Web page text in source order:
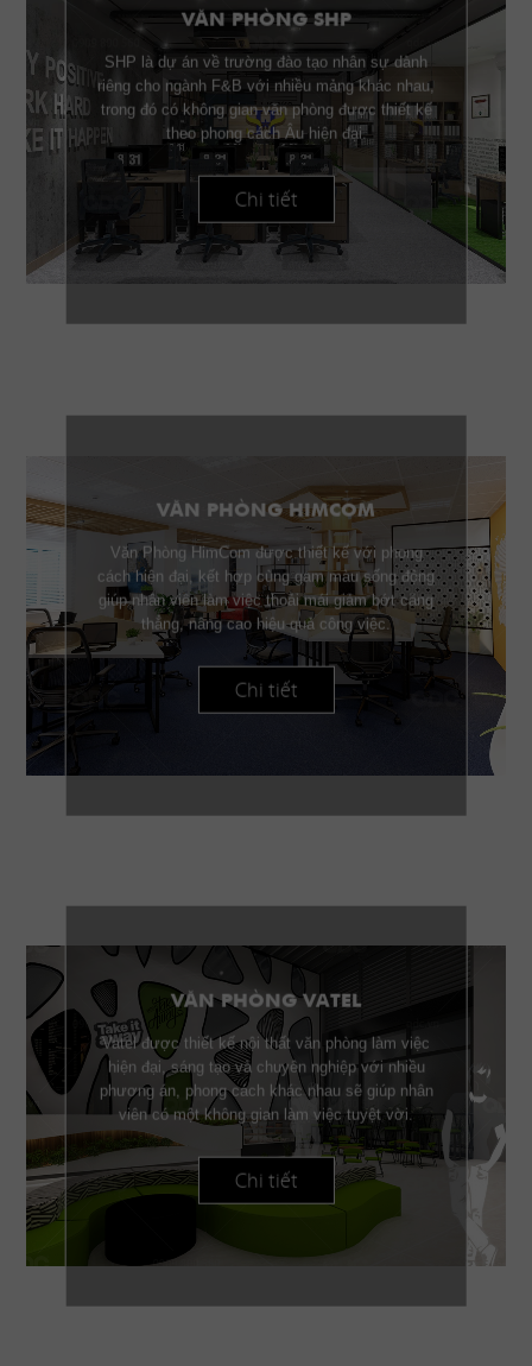
VĂN PHÒNG SHP
SHP là dự án về trường đào tạo nhân sự dành
riêng cho ngành F&B với nhiều mảng khác nhau,
trong đó có không gian văn phòng được thiết kế
theo phong cách Âu hiện đại.
Chi tiết
VĂN PHÒNG HIMCOM
Văn Phòng HimCom được thiết kế với phong
cách hiện đại, kết hợp cùng gam màu sống động
giúp nhân viên làm việc thoải mái giảm bớt căng
thẳng, nâng cao hiệu quả công việc.
Chi tiết
VĂN PHÒNG VATEL
Vatel được thiết kế nội thất văn phòng làm việc
hiện đại, sáng tạo và chuyên nghiệp với nhiều
phương án, phong cách khác nhau sẽ giúp nhân
viên có một không gian làm việc tuyệt vời.
Chi tiết